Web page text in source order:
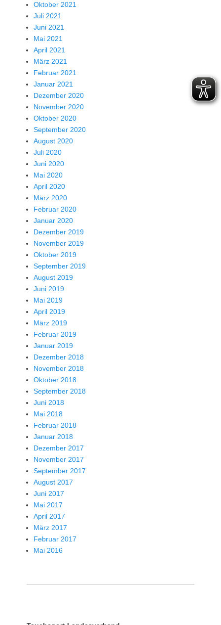
Oktober 2021
Juli 2021
Juni 2021
Mai 2021
April 2021
März 2021
Februar 2021
Januar 2021
Dezember 2020
November 2020
Oktober 2020
September 2020
August 2020
Juli 2020
Juni 2020
Mai 2020
April 2020
März 2020
Februar 2020
Januar 2020
Dezember 2019
November 2019
Oktober 2019
September 2019
August 2019
Juni 2019
Mai 2019
April 2019
März 2019
Februar 2019
Januar 2019
Dezember 2018
November 2018
Oktober 2018
September 2018
Juni 2018
Mai 2018
Februar 2018
Januar 2018
Dezember 2017
November 2017
September 2017
August 2017
Juni 2017
Mai 2017
April 2017
März 2017
Februar 2017
Mai 2016